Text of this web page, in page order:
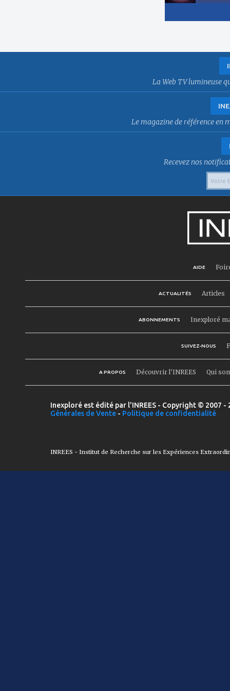
La Web TV lumineuse
Le magazine de référence en
Recevez nos
AIDE
ACTUALITÉS Articles
ABONNEMENTS Inexploré
SUIVEZ-NOUS
A PROPOS Découvrir l'INREES Qui
Inexploré est édité par l'INREES - Copyright © 2007
Générales de Vente - Politique de confidentialité
INREES - Institut de Recherche sur les Expériences